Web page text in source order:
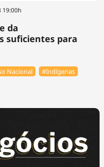
19:00h
da
suficientes para
Nacional #Indígenas